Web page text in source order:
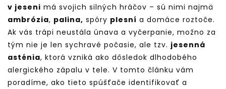
v jeseni má svojich silných hráčov – sú nimi najmä
ambrózia, palina, spóry plesní a domáce roztoče.
Ak vás trápi neustála únava a vyčerpanie, možno za
tým nie je len sychravé počasie, ale tzv. jesenná
asténia, ktorá vzniká ako dôsledok dlhodobého
alergického zápalu v tele. V tomto článku vám
poradíme, ako tieto spúšťače identifikovať a